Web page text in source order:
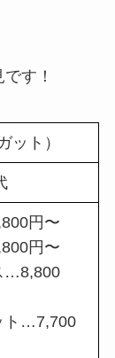
す！
ット）
円〜
円〜
…8,800
ト…7,700